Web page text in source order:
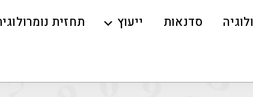
סדנאות ייעוץ תחזית